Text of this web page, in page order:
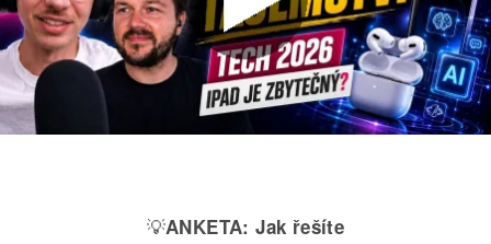
💡ANKETA: Jak řešíte